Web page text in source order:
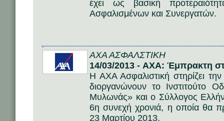
έχει ως βασική
Ασφαλισμένων και Συνεργατών.
AΧΑ ΑΣΦΑΛΣΤΙΚΗ
14/03/2013 - AXA: Έμπρακτη
Η ΑΧΑ Ασφαλιστική στηρίζει
διοργανώνουν το Ινστιτούτο
Μυλωνάς» και ο Σύλλογος
6η συνεχή χρονιά, η οποία θα
23 Μαρτίου 2013.